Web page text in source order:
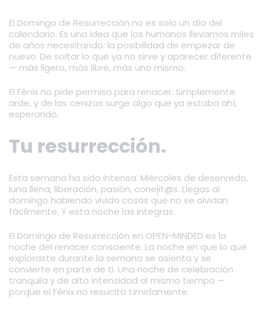
El Domingo de Resurrección no es solo un día del
calendario. Es una idea que los humanos llevamos miles
de años necesitando: la posibilidad de empezar de
nuevo. De soltar lo que ya no sirve y aparecer diferente
— más ligero, más libre, más uno mismo.
El Fénix no pide permiso para renacer. Simplemente
arde, y de las cenizas surge algo que ya estaba ahí,
esperando.
Tu resurrección.
Esta semana ha sido intensa. Miércoles de desenredo,
luna llena, liberación, pasión, conejit@s. Llegas al
domingo habiendo vivido cosas que no se olvidan
fácilmente. Y esta noche las integras.
El Domingo de Resurrección en OPEN-MINDED es la
noche del renacer consciente. La noche en que lo que
exploraste durante la semana se asienta y se
convierte en parte de ti. Una noche de celebración
tranquila y de alta intensidad al mismo tiempo —
porque el Fénix no resucita tímidamente.